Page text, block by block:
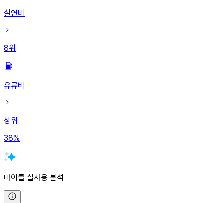
실연비
8위
유류비
상위
38%
마이클 실사용 분석